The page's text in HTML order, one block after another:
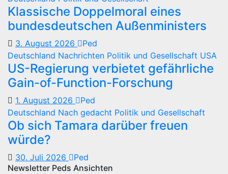
Klassische Doppelmoral eines
bundesdeutschen Außenministers
3. August 2026
Ped
Deutschland Nachrichten Politik und Gesellschaft USA
US-Regierung verbietet gefährliche
Gain-of-Function-Forschung
1. August 2026
Ped
Deutschland Nach gedacht Politik und Gesellschaft
Ob sich Tamara darüber freuen
würde?
30. Juli 2026
Ped
Newsletter Peds Ansichten